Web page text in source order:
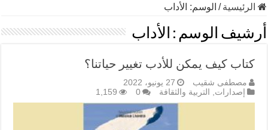
الرئيسية/ الوسم: الأداب
أرشيف الوسم : الأداب
كتاب كيف يمكن للأدب تغيير حياتنا؟
مصطفى شقيب
27 يونيو، 2022
إصدارات, التربية والثقافة 0
1,159